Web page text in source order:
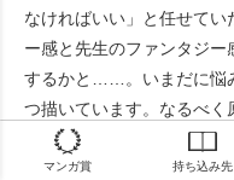
なければいい」と任せて
ー感と先生のファンタジー
するかと……。いまだに悩
つ描いています。なるべ
ようにしたいので、こう
いてみたりしています。
マンガ賞から探す 持ち込み先